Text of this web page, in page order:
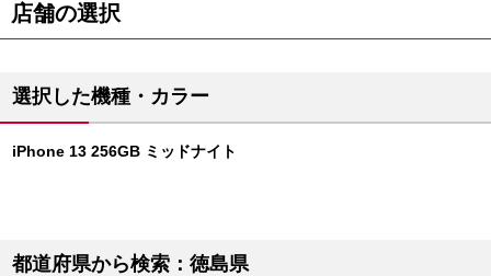
店舗の選択
選択した機種・カラー
iPhone 13 256GB ミッドナイト
都道府県から検索：徳島県